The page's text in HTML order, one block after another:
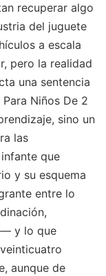
recuperar algo
del juguete
a escala
pero la realidad
una sentencia
Niños De 2
sino un
las
que
y su esquema
entre lo
y lo que
aunque de